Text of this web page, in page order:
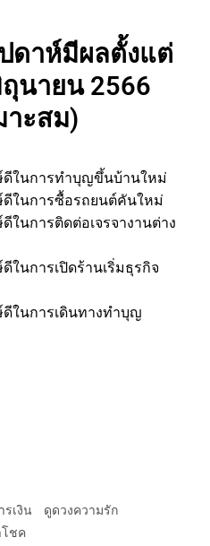
ดาห์มีผลตั้งแต่
นายน 2566
าะสม)
ดีในการทำบุญขึ้นบ้านใหม่
ดีในการซื้อรถยนต์คันใหม่
ในการติดต่อเจรจางานต่าง
ในการเปิดร้านเริ่มธุรกิจ
ดีในการเดินทางทำบุญ
รเงิน
ดูดวงความรัก
โชค